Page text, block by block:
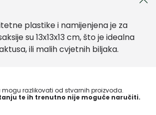
plastike i namijenjena je za
su 13x13x13 cm, što je idealna
ili malih cvjetnih biljaka.
razlikovati od stvarnih proizvoda.
te ih trenutno nije moguće naručiti.